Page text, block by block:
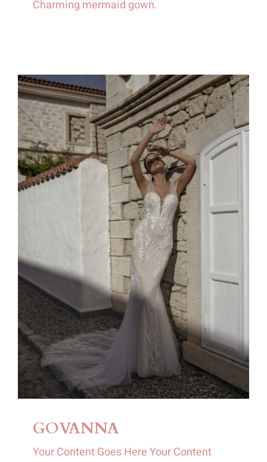
Charming mermaid gown.
GOVANNA
Your Content Goes Here Your Content